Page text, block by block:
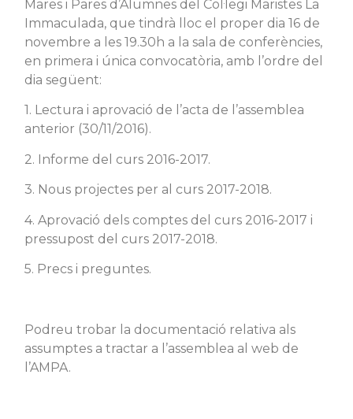
Mares i Pares d’Alumnes del Col·legi Maristes La
Immaculada, que tindrà lloc el proper dia 16 de
novembre a les 19.30h a la sala de conferències,
en primera i única convocatòria, amb l’ordre del
dia següent:
1. Lectura i aprovació de l’acta de l’assemblea
anterior (30/11/2016).
2. Informe del curs 2016-2017.
3. Nous projectes per al curs 2017-2018.
4. Aprovació dels comptes del curs 2016-2017 i
pressupost del curs 2017-2018.
5. Precs i preguntes.
Podreu trobar la documentació relativa als
assumptes a tractar a l’assemblea al web de
l’AMPA.